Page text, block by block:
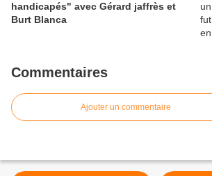
handicapés" avec Gérard jaffrès et
Burt Blanca
Commentaires
Ajouter un commentaire